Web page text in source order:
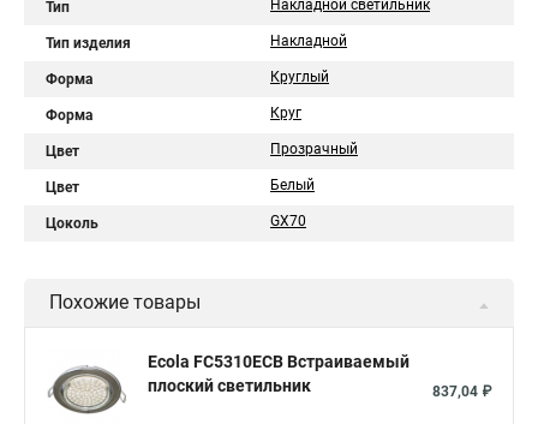
Тип Накладной светильник
Тип изделия Накладной
Форма Круглый
Форма Круг
Цвет Прозрачный
Цвет Белый
Цоколь GX70
Похожие товары
Ecola FC5310ECB Встраиваемый
плоский светильник
837,04 ₽